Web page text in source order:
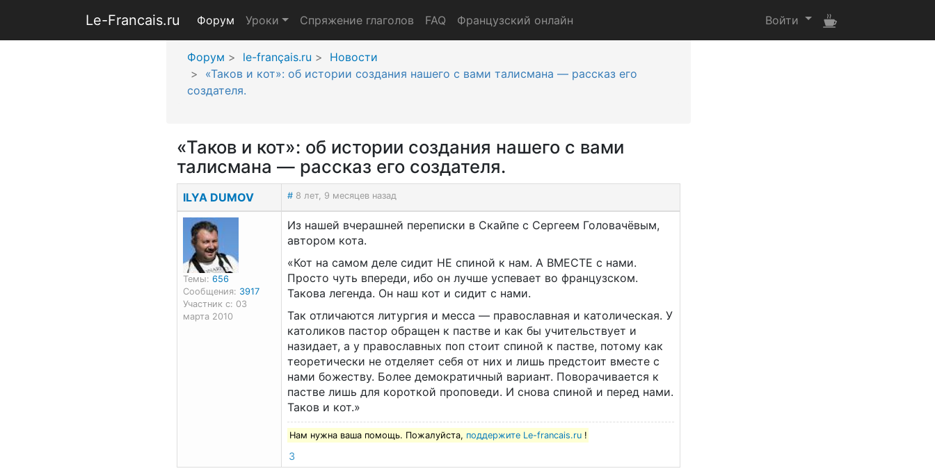
Le-Francais.ru Войти
Форум Уроки Спряжение глаголов FAQ Французский онлайн
Форум le-français.ru
Новости
«Таков и кот»: об истории создания нашего с вами талисмана — рассказ его
создателя.
«Таков и кот»: об истории создания нашего с вами
талисмана — рассказ его создателя.
ILYA DUMOV # 8 лет, 9 месяцев назад
Темы: 656
Сообщения: 3917
Участник с: 03
марта 2010
Из нашей вчерашней переписки в Скайпе с Сергеем Головачёвым,
автором кота.
«Кот на самом деле сидит НЕ спиной к нам. А ВМЕСТЕ с нами.
Просто чуть впереди, ибо он лучше успевает во французском.
Такова легенда. Он наш кот и сидит с нами.
Так отличаются литургия и месса — православная и католическая. У
католиков пастор обращен к пастве и как бы учительствует и
назидает, а у православных поп стоит спиной к пастве, потому как
теоретически не отделяет себя от них и лишь предстоит вместе с
нами божеству. Более демократичный вариант. Поворачивается к
пастве лишь для короткой проповеди. И снова спиной и перед нами.
Таков и кот.»
Нам нужна ваша помощь. Пожалуйста, поддержите Le-francais.ru!
3